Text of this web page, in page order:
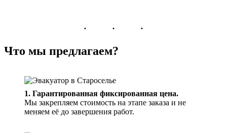
Что мы предлагаем?
1. Гарантированная фиксированная цена.
Мы закрепляем стоимость на этапе заказа и не
меняем её до завершения работ.